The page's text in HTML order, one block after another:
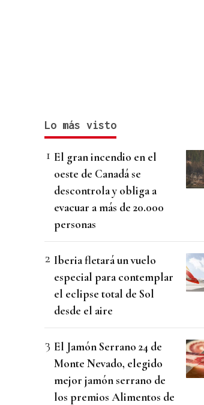
Lo más visto
El gran incendio en el
oeste de Canadá se
descontrola y obliga a
evacuar a más de 20.000
personas
Iberia fletará un vuelo
especial para contemplar
el eclipse total de Sol
desde el aire
El Jamón Serrano 24 de
Monte Nevado, elegido
mejor jamón serrano de
los premios Alimentos de